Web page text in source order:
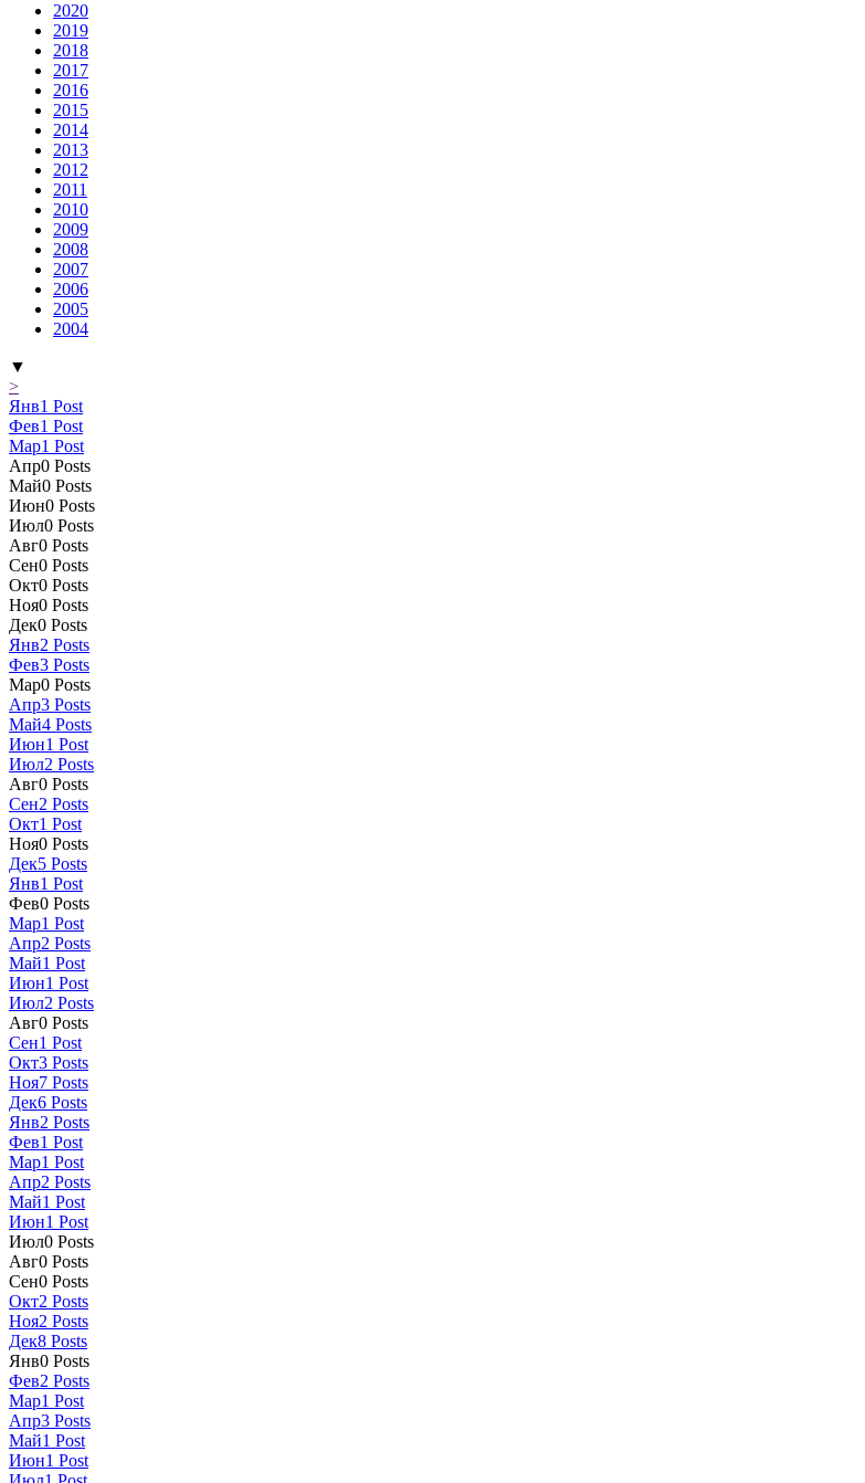
2020
2019
2018
2017
2016
2015
2014
2013
2012
2011
2010
2009
2008
2007
2006
2005
2004
▼
>
Янв1 Post
Фев1 Post
Мар1 Post
Апр0 Posts
Май0 Posts
Июн0 Posts
Июл0 Posts
Авг0 Posts
Сен0 Posts
Окт0 Posts
Ноя0 Posts
Дек0 Posts
Янв2 Posts
Фев3 Posts
Мар0 Posts
Апр3 Posts
Май4 Posts
Июн1 Post
Июл2 Posts
Авг0 Posts
Сен2 Posts
Окт1 Post
Ноя0 Posts
Дек5 Posts
Янв1 Post
Фев0 Posts
Мар1 Post
Апр2 Posts
Май1 Post
Июн1 Post
Июл2 Posts
Авг0 Posts
Сен1 Post
Окт3 Posts
Ноя7 Posts
Дек6 Posts
Янв2 Posts
Фев1 Post
Мар1 Post
Апр2 Posts
Май1 Post
Июн1 Post
Июл0 Posts
Авг0 Posts
Сен0 Posts
Окт2 Posts
Ноя2 Posts
Дек8 Posts
Янв0 Posts
Фев2 Posts
Мар1 Post
Апр3 Posts
Май1 Post
Июн1 Post